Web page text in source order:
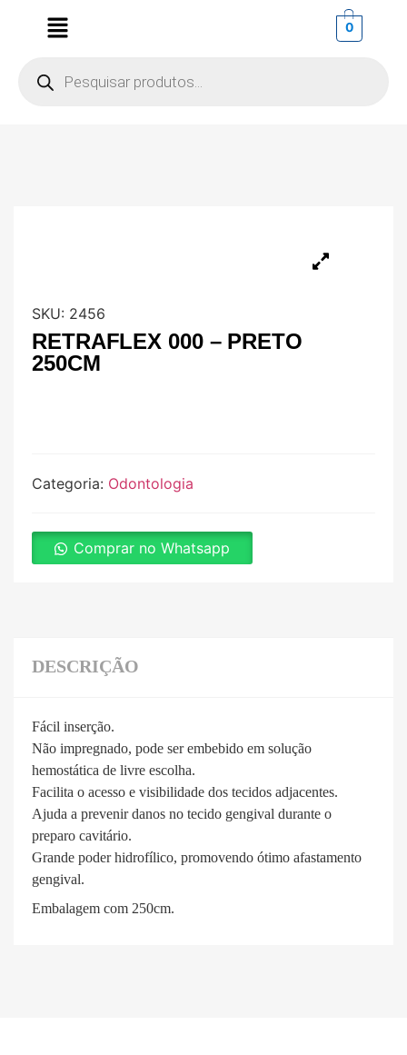
0
SKU: 2456
RETRAFLEX 000 – PRETO
250CM
Categoria: Odontologia
Comprar no Whatsapp
DESCRIÇÃO
Fácil inserção.
Não impregnado, pode ser embebido em solução
hemostática de livre escolha.
Facilita o acesso e visibilidade dos tecidos adjacentes.
Ajuda a prevenir danos no tecido gengival durante o
preparo cavitário.
Grande poder hidrofílico, promovendo ótimo afastamento
gengival.
Embalagem com 250cm.